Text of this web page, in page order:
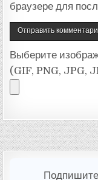
браузере для
Выберите
(GIF, PNG, JPG,